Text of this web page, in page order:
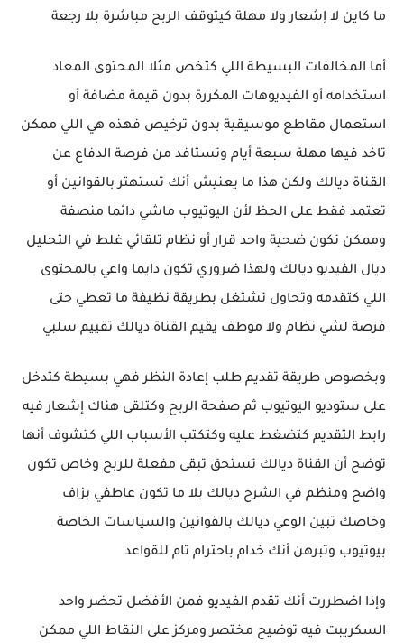
ما كاين لا إشعار ولا مهلة كيتوقف الربح مباشرة بلا رجعة
أما المخالفات البسيطة اللي كتخص مثلا المحتوى المعاد
استخدامه أو الفيديوهات المكررة بدون قيمة مضافة أو
استعمال مقاطع موسيقية بدون ترخيص فهذه هي اللي ممكن
تاخد فيها مهلة سبعة أيام وتستافد من فرصة الدفاع عن
القناة ديالك ولكن هذا ما يعنيش أنك تستهتر بالقوانين أو
تعتمد فقط على الحظ لأن اليوتيوب ماشي دائما منصفة
وممكن تكون ضحية واحد قرار أو نظام تلقائي غلط في التحليل
ديال الفيديو ديالك ولهذا ضروري تكون دايما واعي بالمحتوى
اللي كتقدمه وتحاول تشتغل بطريقة نظيفة ما تعطي حتى
فرصة لشي نظام ولا موظف يقيم القناة ديالك تقييم سلبي
وبخصوص طريقة تقديم طلب إعادة النظر فهي بسيطة كتدخل
على ستوديو اليوتيوب ثم صفحة الربح وكتلقى هناك إشعار فيه
رابط التقديم كتضغط عليه وكتكتب الأسباب اللي كتشوف أنها
توضح أن القناة ديالك تستحق تبقى مفعلة للربح وخاص تكون
واضح ومنظم في الشرح ديالك بلا ما تكون عاطفي بزاف
وخاصك تبين الوعي ديالك بالقوانين والسياسات الخاصة
بيوتيوب وتبرهن أنك خدام باحترام تام للقواعد
وإذا اضطررت أنك تقدم الفيديو فمن الأفضل تحضر واحد
السكريبت فيه توضيح مختصر ومركز على النقاط اللي ممكن